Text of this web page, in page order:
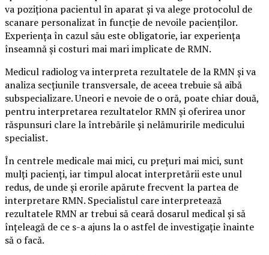
va poziționa pacientul în aparat și va alege protocolul de
scanare personalizat în funcție de nevoile pacienților.
Experiența în cazul său este obligatorie, iar experiența
înseamnă și costuri mai mari implicate de RMN.
Medicul radiolog va interpreta rezultatele de la RMN și va
analiza secțiunile transversale, de aceea trebuie să aibă
subspecializare. Uneori e nevoie de o oră, poate chiar două,
pentru interpretarea rezultatelor RMN și oferirea unor
răspunsuri clare la întrebările și nelămuririle medicului
specialist.
În centrele medicale mai mici, cu prețuri mai mici, sunt
mulți pacienți, iar timpul alocat interpretării este unul
redus, de unde și erorile apărute frecvent la partea de
interpretare RMN. Specialistul care interpretează
rezultatele RMN ar trebui să ceară dosarul medical și să
înțeleagă de ce s-a ajuns la o astfel de investigație înainte
să o facă.